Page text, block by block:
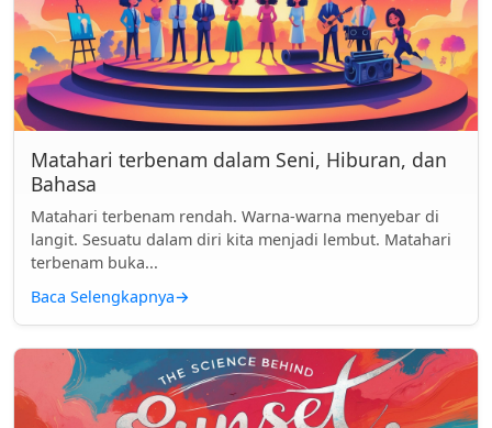
Matahari terbenam dalam Seni, Hiburan, dan
Bahasa
Matahari terbenam rendah. Warna-warna menyebar di
langit. Sesuatu dalam diri kita menjadi lembut. Matahari
terbenam buka...
Baca Selengkapnya→